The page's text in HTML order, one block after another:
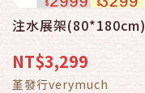
注水展架(80*180cm)
NT$3,299
堇發行verymuch